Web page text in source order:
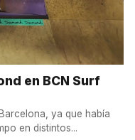
en BCN Surf
ya que había
en distintos...